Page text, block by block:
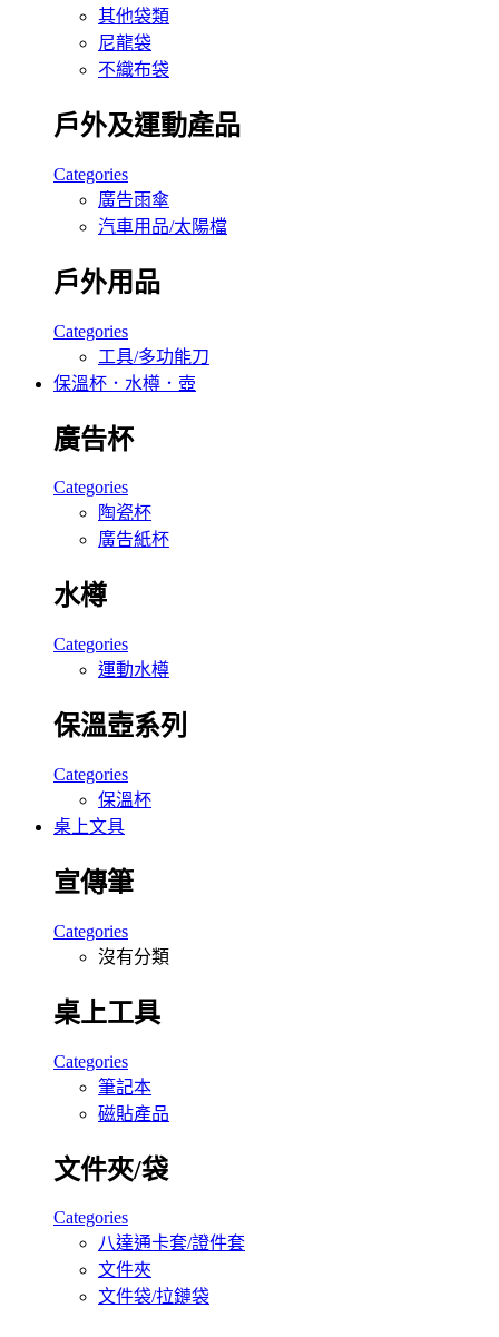
其他袋類
尼龍袋
不織布袋
戶外及運動產品
Categories
廣告雨傘
汽車用品/太陽檔
戶外用品
Categories
工具/多功能刀
保溫杯．水樽．壺
廣告杯
Categories
陶瓷杯
廣告紙杯
水樽
Categories
運動水樽
保溫壺系列
Categories
保溫杯
桌上文具
宣傳筆
Categories
沒有分類
桌上工具
Categories
筆記本
磁貼產品
文件夾/袋
Categories
八達通卡套/證件套
文件夾
文件袋/拉鏈袋